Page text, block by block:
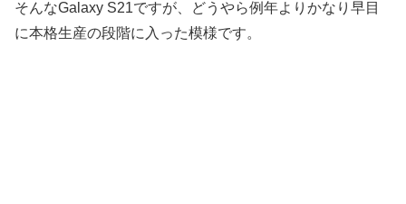
そんなGalaxy S21ですが、どうやら例年よりかなり早目
に本格生産の段階に入った模様です。